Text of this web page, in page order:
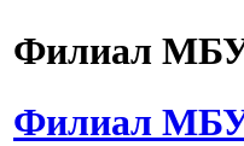
Филиал МБУ
Филиал МБУ